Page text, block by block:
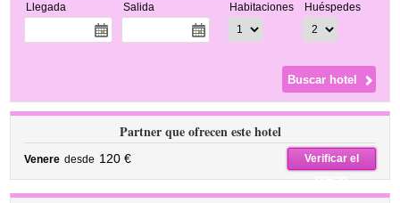
Llegada Salida Habitaciones Huéspedes
Partner que ofrecen este hotel
Venere desde 120 €
Verificar el
precio